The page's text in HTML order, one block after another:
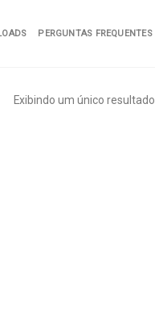
PERGUNTAS FREQUENTES
Exibindo um único resultado